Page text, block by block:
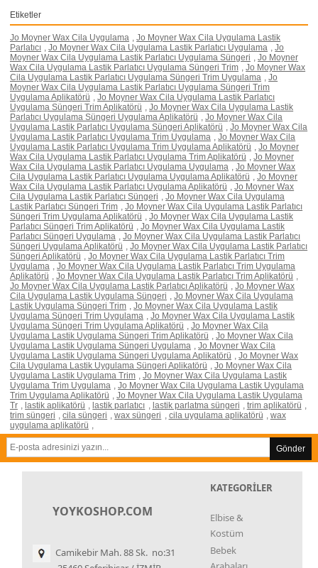
Etiketler
Jo Moyner Wax Cila Uygulama , Jo Moyner Wax Cila Uygulama Lastik
Parlatıcı , Jo Moyner Wax Cila Uygulama Lastik Parlatıcı Uygulama , Jo
Moyner Wax Cila Uygulama Lastik Parlatıcı Uygulama Süngeri , Jo Moyner
Wax Cila Uygulama Lastik Parlatıcı Uygulama Süngeri Trim , Jo Moyner Wax
Cila Uygulama Lastik Parlatıcı Uygulama Süngeri Trim Uygulama , Jo
Moyner Wax Cila Uygulama Lastik Parlatıcı Uygulama Süngeri Trim
Uygulama Aplikatörü , Jo Moyner Wax Cila Uygulama Lastik Parlatıcı
Uygulama Süngeri Trim Aplikatörü , Jo Moyner Wax Cila Uygulama Lastik
Parlatıcı Uygulama Süngeri Uygulama Aplikatörü , Jo Moyner Wax Cila
Uygulama Lastik Parlatıcı Uygulama Süngeri Aplikatörü , Jo Moyner Wax Cila
Uygulama Lastik Parlatıcı Uygulama Trim Uygulama , Jo Moyner Wax Cila
Uygulama Lastik Parlatıcı Uygulama Trim Uygulama Aplikatörü , Jo Moyner
Wax Cila Uygulama Lastik Parlatıcı Uygulama Trim Aplikatörü , Jo Moyner
Wax Cila Uygulama Lastik Parlatıcı Uygulama Uygulama , Jo Moyner Wax
Cila Uygulama Lastik Parlatıcı Uygulama Uygulama Aplikatörü , Jo Moyner
Wax Cila Uygulama Lastik Parlatıcı Uygulama Aplikatörü , Jo Moyner Wax
Cila Uygulama Lastik Parlatıcı Süngeri , Jo Moyner Wax Cila Uygulama
Lastik Parlatıcı Süngeri Trim , Jo Moyner Wax Cila Uygulama Lastik Parlatıcı
Süngeri Trim Uygulama Aplikatörü , Jo Moyner Wax Cila Uygulama Lastik
Parlatıcı Süngeri Trim Aplikatörü , Jo Moyner Wax Cila Uygulama Lastik
Parlatıcı Süngeri Uygulama , Jo Moyner Wax Cila Uygulama Lastik Parlatıcı
Süngeri Uygulama Aplikatörü , Jo Moyner Wax Cila Uygulama Lastik Parlatıcı
Süngeri Aplikatörü , Jo Moyner Wax Cila Uygulama Lastik Parlatıcı Trim
Uygulama , Jo Moyner Wax Cila Uygulama Lastik Parlatıcı Trim Uygulama
Aplikatörü , Jo Moyner Wax Cila Uygulama Lastik Parlatıcı Trim Aplikatörü ,
Jo Moyner Wax Cila Uygulama Lastik Parlatıcı Aplikatörü , Jo Moyner Wax
Cila Uygulama Lastik Uygulama Süngeri , Jo Moyner Wax Cila Uygulama
Lastik Uygulama Süngeri Trim , Jo Moyner Wax Cila Uygulama Lastik
Uygulama Süngeri Trim Uygulama , Jo Moyner Wax Cila Uygulama Lastik
Uygulama Süngeri Trim Uygulama Aplikatörü , Jo Moyner Wax Cila
Uygulama Lastik Uygulama Süngeri Trim Aplikatörü , Jo Moyner Wax Cila
Uygulama Lastik Uygulama Süngeri Uygulama , Jo Moyner Wax Cila
Uygulama Lastik Uygulama Süngeri Uygulama Aplikatörü , Jo Moyner Wax
Cila Uygulama Lastik Uygulama Süngeri Aplikatörü , Jo Moyner Wax Cila
Uygulama Lastik Uygulama Trim , Jo Moyner Wax Cila Uygulama Lastik
Uygulama Trim Uygulama , Jo Moyner Wax Cila Uygulama Lastik Uygulama
Trim Uygulama Aplikatörü , Jo Moyner Wax Cila Uygulama Lastik Uygulama
Tr , lastik aplikatörü , lastik parlatıcı , lastik parlatma süngeri , trim aplikatörü ,
trim süngeri , cila süngeri , wax süngeri , cila uygulama aplikatörü , wax
uygulama aplikatörü ,
Gönder
YOYKOSHOP.COM
Camikebir Mah. 88 Sk. no:31
KATEGORİLER
Elbise &
Kostüm
Bebek